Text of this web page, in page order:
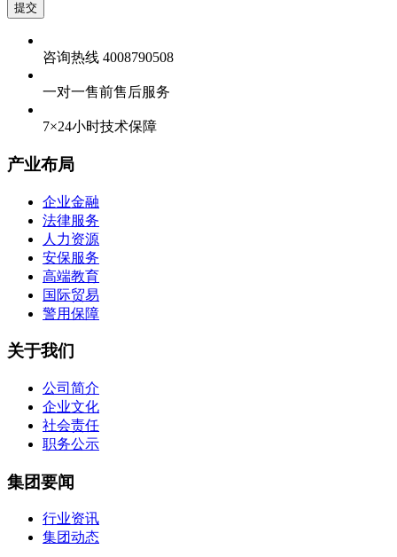
提交
咨询热线 4008790508
一对一售前售后服务
7×24小时技术保障
产业布局
企业金融
法律服务
人力资源
安保服务
高端教育
国际贸易
警用保障
关于我们
公司简介
企业文化
社会责任
职务公示
集团要闻
行业资讯
集团动态